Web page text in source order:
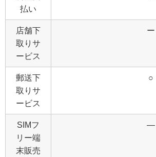
払い
店舗下
取りサ
ービス
ー
郵送下
取りサ
ービス
○
SIMフ
リー端
末販売
―